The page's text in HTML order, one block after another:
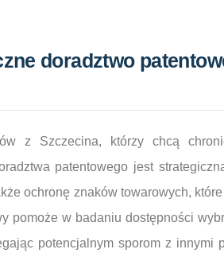
doradztwo
z Szczecina, którzy chcą
patentowego jest
ochronę znaków towarowych,
pomoże w badaniu dostępności
potencjalnym sporom z innymi